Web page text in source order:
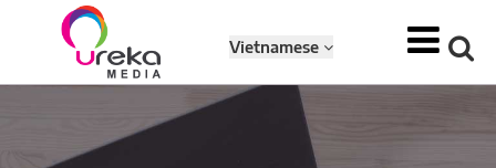
Vietnamese